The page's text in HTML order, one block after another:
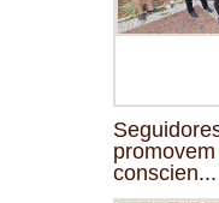
conscien...